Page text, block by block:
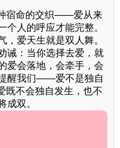
宿命的交织——爱从来
个人的呼应才能完整。
，爱天生就是双人舞。
诫：当你选择去爱，就
爱会落地，会牵手，会
醒我们——爱不是独自
既不会独自发生，也不
成双。